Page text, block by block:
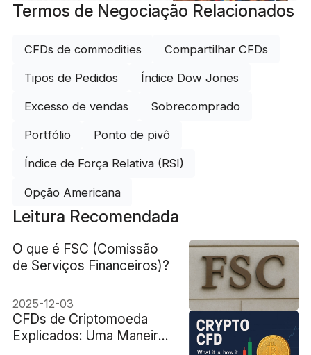
Termos de Negociação Relacionados
CFDs de commodities Compartilhar CFDs
Tipos de Pedidos Índice Dow Jones
Excesso de vendas Sobrecomprado
Portfólio Ponto de pivô
Índice de Força Relativa (RSI)
Opção Americana
Leitura Recomendada
O que é FSC (Comissão
de Serviços Financeiros)?
2025-12-03
CFDs de Criptomoeda
Explicados: Uma Maneira